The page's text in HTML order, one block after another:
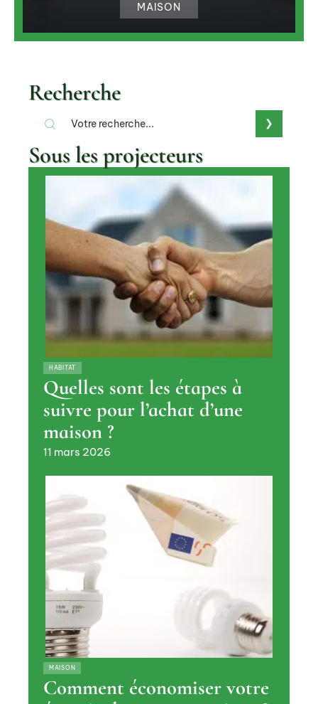
MAISON
Recherche
Sous les projecteurs
HABITAT
Quelles sont les étapes à
suivre pour l’achat d’une
maison ?
11 mars 2026
MAISON
Comment économiser votre